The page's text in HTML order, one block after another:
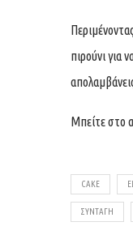
πιρούνι για
Μπείτε στο
CAKE
ΣΥΝΤΑΓΉ